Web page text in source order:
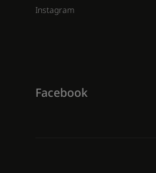
Instagram
Facebook